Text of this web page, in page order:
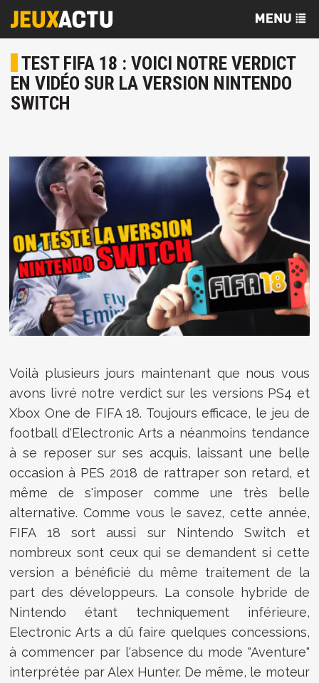
TEST FIFA 18 : VOICI NOTRE VERDICT
EN VIDÉO SUR LA VERSION NINTENDO
SWITCH
Voilà plusieurs jours maintenant que nous vous
avons livré notre verdict sur les versions PS4 et
Xbox One de FIFA 18. Toujours efficace, le jeu de
football d'Electronic Arts a néanmoins tendance
à se reposer sur ses acquis, laissant une belle
occasion à PES 2018 de rattraper son retard, et
même de s'imposer comme une très belle
alternative. Comme vous le savez, cette année,
FIFA 18 sort aussi sur Nintendo Switch et
nombreux sont ceux qui se demandent si cette
version a bénéficié du même traitement de la
part des développeurs. La console hybride de
Nintendo étant techniquement inférieure,
Electronic Arts a dû faire quelques concessions,
à commencer par l'absence du mode "Aventure"
interprétée par Alex Hunter. De même, le moteur